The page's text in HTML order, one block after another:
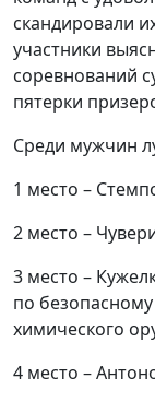
скандировали
участники
соревнований
пятерки
Среди мужчин
1 место –
2 место –
3 место –
по
химического
4 место –